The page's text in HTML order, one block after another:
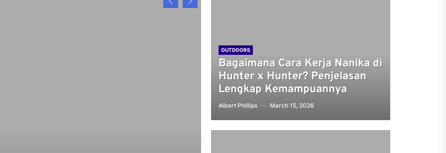
OUTDOORS
Bagaimana Cara Kerja Nanika di
Hunter x Hunter? Penjelasan
Lengkap Kemampuannya
Albert Phillips March 15, 2026